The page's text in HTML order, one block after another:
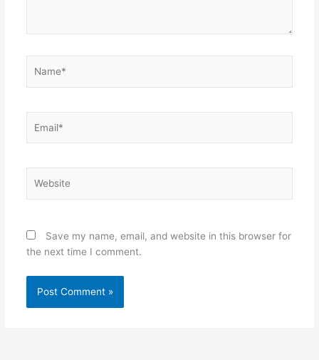
Save my name, email, and website in this browser for
the next time I comment.